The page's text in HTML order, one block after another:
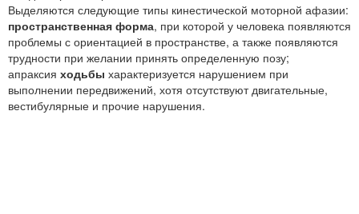
Выделяются следующие типы кинестической моторной афазии:
пространственная форма, при которой у человека появляются
проблемы с ориентацией в пространстве, а также появляются
трудности при желании принять определенную позу;
апраксия ходьбы характеризуется нарушением при
выполнении передвижений, хотя отсутствуют двигательные,
вестибулярные и прочие нарушения.